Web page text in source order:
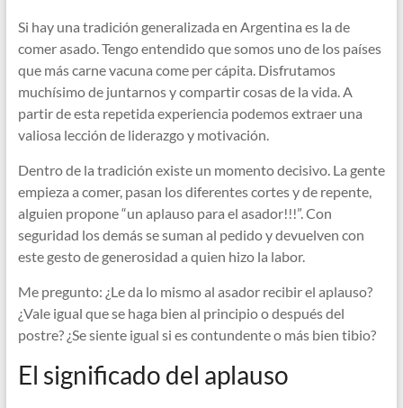
Si hay una tradición generalizada en Argentina es la de
comer asado. Tengo entendido que somos uno de los países
que más carne vacuna come per cápita. Disfrutamos
muchísimo de juntarnos y compartir cosas de la vida. A
partir de esta repetida experiencia podemos extraer una
valiosa lección de liderazgo y motivación.
Dentro de la tradición existe un momento decisivo. La gente
empieza a comer, pasan los diferentes cortes y de repente,
alguien propone “un aplauso para el asador!!!”. Con
seguridad los demás se suman al pedido y devuelven con
este gesto de generosidad a quien hizo la labor.
Me pregunto: ¿Le da lo mismo al asador recibir el aplauso?
¿Vale igual que se haga bien al principio o después del
postre? ¿Se siente igual si es contundente o más bien tibio?
El significado del aplauso